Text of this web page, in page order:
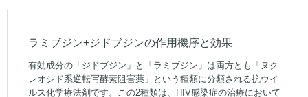
ラミブジン+ジドブジンの作用機序と効果
有効成分の「ジドブジン」と「ラミブジン」は両方とも「ヌク
レオシド系逆転写酵素阻害薬」という種類に分類される抗ウイ
ルス化学療法剤です。この2種類は、HIV感染症の治療において